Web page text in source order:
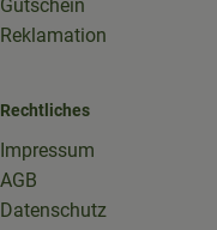
Gutschein
Reklamation
Rechtliches
Impressum
AGB
Datenschutz